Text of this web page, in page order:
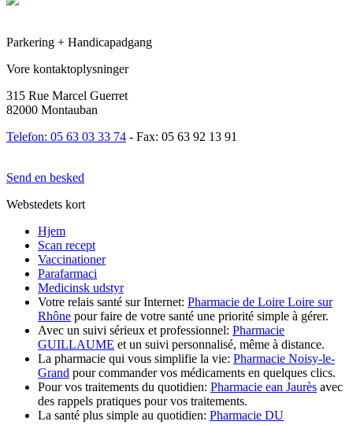
Parkering + Handicapadgang
Vore kontaktoplysninger
315 Rue Marcel Guerret
82000 Montauban
Telefon: 05 63 03 33 74 - Fax: 05 63 92 13 91
Send en besked
Webstedets kort
Hjem
Scan recept
Vaccinationer
Parafarmaci
Medicinsk udstyr
Votre relais santé sur Internet: Pharmacie de Loire Loire sur
Rhône pour faire de votre santé une priorité simple à gérer.
Avec un suivi sérieux et professionnel: Pharmacie
GUILLAUME et un suivi personnalisé, même à distance.
La pharmacie qui vous simplifie la vie: Pharmacie Noisy-le-
Grand pour commander vos médicaments en quelques clics.
Pour vos traitements du quotidien: Pharmacie ean Jaurès avec
des rappels pratiques pour vos traitements.
La santé plus simple au quotidien: Pharmacie DU